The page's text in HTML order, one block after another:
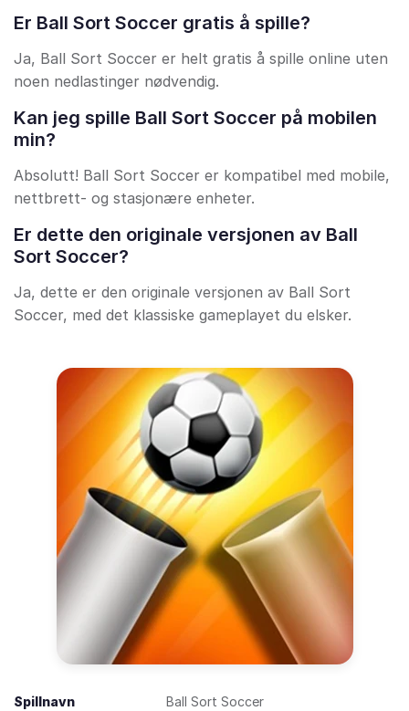
Er Ball Sort Soccer gratis å spille?
Ja, Ball Sort Soccer er helt gratis å spille online uten
noen nedlastinger nødvendig.
Kan jeg spille Ball Sort Soccer på mobilen
min?
Absolutt! Ball Sort Soccer er kompatibel med mobile,
nettbrett- og stasjonære enheter.
Er dette den originale versjonen av Ball
Sort Soccer?
Ja, dette er den originale versjonen av Ball Sort
Soccer, med det klassiske gameplayet du elsker.
Spillnavn Ball Sort Soccer